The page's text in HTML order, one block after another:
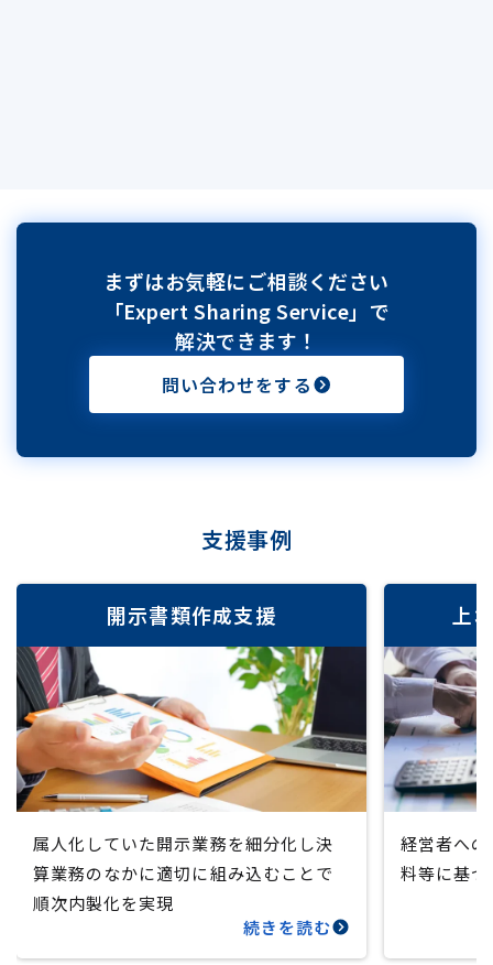
まずはお気軽にご相談ください
「Expert Sharing Service」で
解決できます！
問い合わせをする
支援事例
開示書類作成支援
属人化していた開示業務を細分化し決
算業務のなかに適切に組み込むことで
順次内製化を実現
続きを読む
上
経営者へ
料等に基